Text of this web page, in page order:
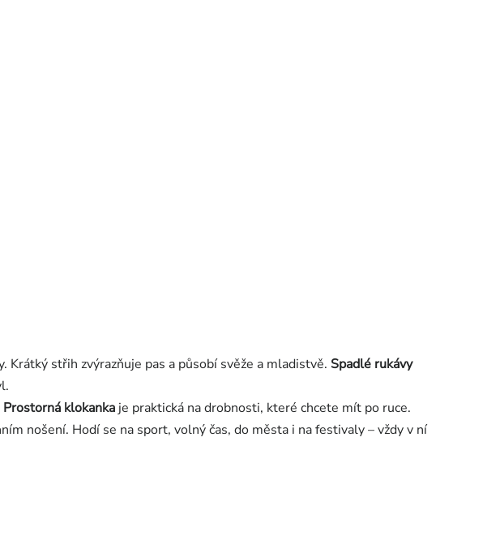
střih zvýrazňuje pas a působí svěže a mladistvě. Spadlé rukávy
Prostorná klokanka je praktická na drobnosti, které chcete mít po ruce.
nošení. Hodí se na sport, volný čas, do města i na festivaly – vždy v ní